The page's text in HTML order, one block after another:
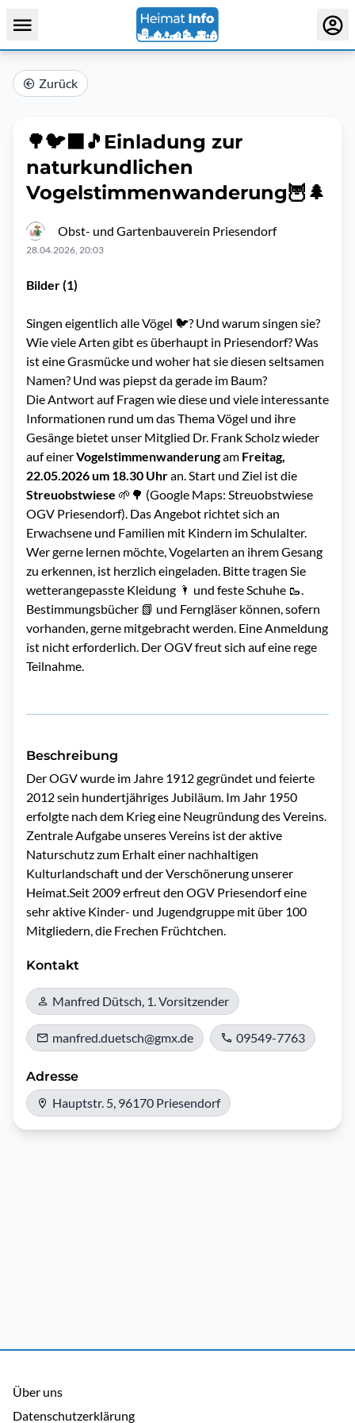
Zurück
🌳🐦‍⬛🎵Einladung zur
naturkundlichen
Vogelstimmenwanderung🦉🌲
Obst- und Gartenbauverein Priesendorf
28.04.2026, 20:03
Bilder (1)
Singen eigentlich alle Vögel 🐦? Und warum singen sie?
Wie viele Arten gibt es überhaupt in Priesendorf? Was
ist eine Grasmücke und woher hat sie diesen seltsamen
Namen? Und was piepst da gerade im Baum?
Die Antwort auf Fragen wie diese und viele interessante
Informationen rund um das Thema Vögel und ihre
Gesänge bietet unser Mitglied Dr. Frank Scholz wieder
auf einerVogelstimmenwanderungam Freitag,
22.05.2026 um 18.30 Uhran. Start und Ziel ist die
Streuobstwiese 🌱🌳 (Google Maps: Streuobstwiese
OGV Priesendorf). Das Angebot richtet sich an
Erwachsene und Familien mit Kindern im Schulalter.
Wer gerne lernen möchte, Vogelarten an ihrem Gesang
zu erkennen, ist herzlich eingeladen. Bitte tragen Sie
wetterangepasste Kleidung 🌂 und feste Schuhe 🥾.
Bestimmungsbücher 📗 und Ferngläser können, sofern
vorhanden, gerne mitgebracht werden. Eine Anmeldung
ist nicht erforderlich. Der OGV freut sich auf eine rege
Teilnahme.
Beschreibung
Der OGV wurde im Jahre 1912 gegründet und feierte
2012 sein hundertjähriges Jubiläum. Im Jahr 1950
erfolgte nach dem Krieg eine Neugründung des Vereins.
Zentrale Aufgabe unseres Vereins ist der aktive
Naturschutz zum Erhalt einer nachhaltigen
Kulturlandschaft und der Verschönerung unserer
Heimat.Seit 2009 erfreut den OGV Priesendorf eine
sehr aktive Kinder- und Jugendgruppe mit über 100
Mitgliedern, die Frechen Früchtchen.
Kontakt
Manfred Dütsch, 1. Vorsitzender
manfred.duetsch@gmx.de 09549-7763
Adresse
Hauptstr. 5, 96170 Priesendorf
Über uns
Datenschutzerklärung